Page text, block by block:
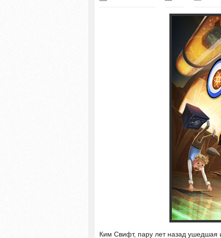
Ким Свифт, пару лет назад ушедшая